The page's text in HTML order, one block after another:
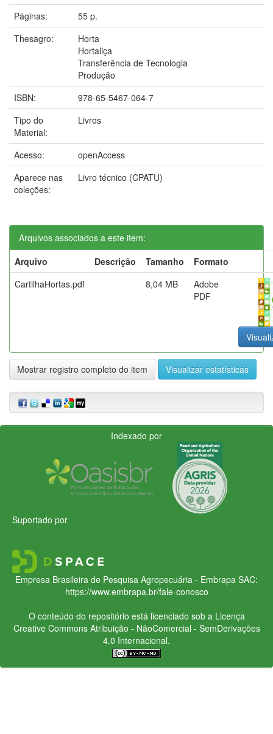
Páginas:
55 p.
Thesagro:
Horta
Hortaliça
Transferência de Tecnologia
Produção
ISBN:
978-65-5467-064-7
Tipo do
Material:
Livros
Acesso:
openAccess
Aparece nas
coleções:
Livro técnico (CPATU)
Arquivos associados a este item:
Arquivo
Descrição Tamanho
Formato
CartilhaHortas.pdf
8,04 MB
Adobe
PDF
Mostrar registro completo do item Visualizar estatísticas
Indexado por
Suportado por
Empresa Brasileira de Pesquisa Agropecuária - Embrapa SAC:
https://www.embrapa.br/fale-conosco
O conteúdo do repositório está licenciado sob a Licença
Creative CommonsAtribuição - NãoComercial - SemDerivações
4.0 Internacional.